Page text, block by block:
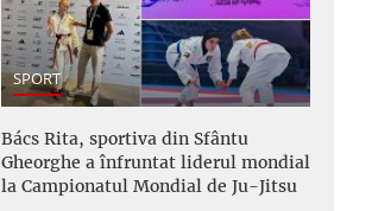
SPORT
Bács Rita, sportiva din Sfântu
Gheorghe a înfruntat liderul mondial
la Campionatul Mondial de Ju-Jitsu